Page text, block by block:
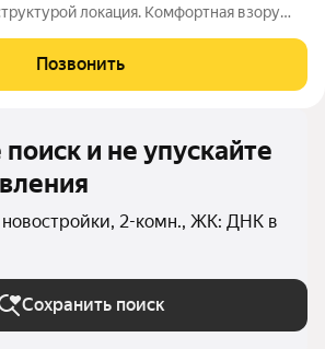
локация. Комфортная взору
квартиры с
Позвонить
и не упускайте
новостройки, 2-комн., ЖК: ДНК в
Сохранить поиск